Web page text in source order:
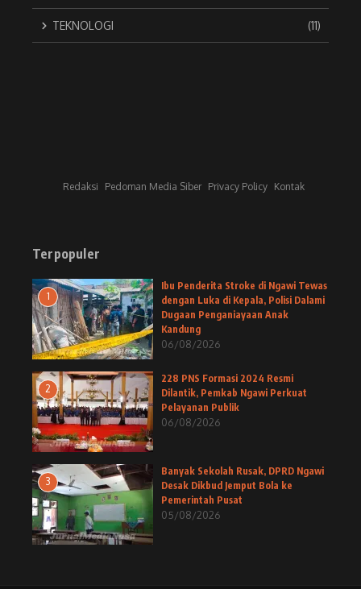
TEKNOLOGI (11)
Redaksi Pedoman Media Siber Privacy Policy Kontak
Terpopuler
1
Ibu Penderita Stroke di Ngawi Tewas
dengan Luka di Kepala, Polisi Dalami
Dugaan Penganiayaan Anak
Kandung
06/08/2026
2
228 PNS Formasi 2024 Resmi
Dilantik, Pemkab Ngawi Perkuat
Pelayanan Publik
06/08/2026
3
Banyak Sekolah Rusak, DPRD Ngawi
Desak Dikbud Jemput Bola ke
Pemerintah Pusat
05/08/2026